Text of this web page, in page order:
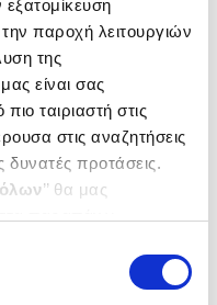
παροχή λειτουργιών
της
είναι σας
ταιριαστή στις
στις αναζητήσεις
δυνατές προτάσεις.
’’ θα μας
τα παρακάτω με την
σχετικά με